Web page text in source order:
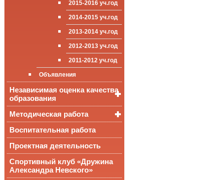
ООП СОО
школа»
приёма (перевода)
поддержки обучающихся
Международное
сотрудничество
Организация питания в
образовательной
организации
Достижения
2015-2016 уч.год
2014-2015 уч.год
2013-2014 уч.год
2012-2013 уч.год
2011-2012 уч.год
Объявления
Независимая оценка качества
образования
Независимая оценка
качества подготовки
обучающихся
Всероссийские
проверочные
работы
мониторинг системы
образования
Методическая работа
Уроки, мероприятия
Публикации
Материалы
педагогического форума
Воспитательная работа
Проектная деятельность
Спортивный клуб «Дружина
Александра Невского»